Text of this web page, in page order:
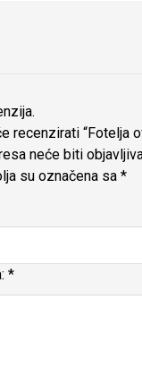
recenzirati “Fotelja
neće biti
su označena sa*
*